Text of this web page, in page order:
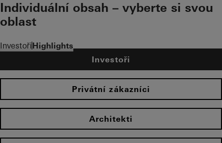
InvestořiHighlights
Individuální obsah – vyberte si svou
oblast
Investoři
Privátní zákazníci
Architekti